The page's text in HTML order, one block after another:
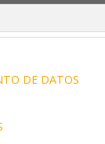
DE DATOS